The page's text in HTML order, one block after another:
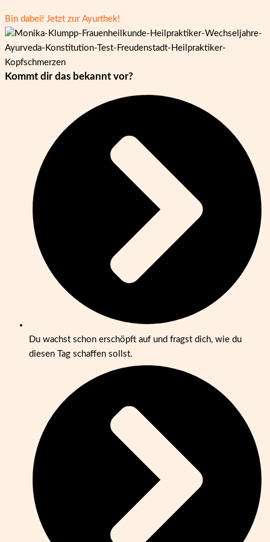
Bin dabei! Jetzt zur Ayurthek!
Kommt dir das bekannt vor?
Du wachst schon erschöpft auf und fragst dich, wie du
diesen Tag schaffen sollst.